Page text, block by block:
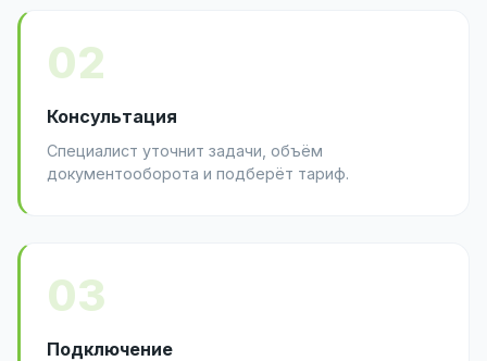
02
Консультация
Специалист уточнит задачи, объём
документооборота и подберёт тариф.
03
Подключение